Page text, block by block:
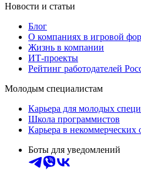
Новости и статьи
Блог
О компаниях в игровой
Жизнь в компании
ИТ-проекты
Рейтинг работодателей
Молодым специалистам
Карьера для молодых
Школа программистов
Карьера в некоммерческих
Боты для уведомлений